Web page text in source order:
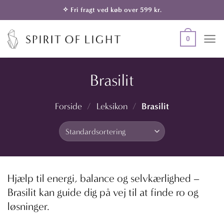
til
indhold
✧ Fri fragt ved køb over 599 kr.
0
Brasilit
Forside / Leksikon / Brasilit
Hjælp til energi, balance og selvkærlighed –
Brasilit kan guide dig på vej til at finde ro og
løsninger.